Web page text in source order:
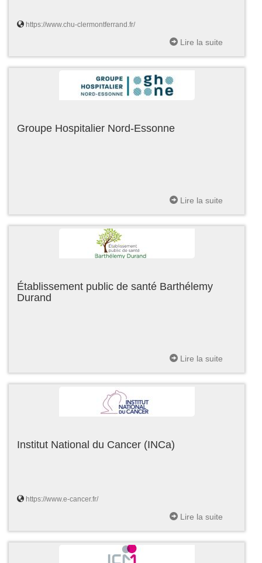
https://www.chu-clermontferrand.fr/
Lire la suite
Groupe Hospitalier Nord-Essonne
Lire la suite
Établissement public de santé Barthélemy
Durand
Lire la suite
Institut National du Cancer (INCa)
https://www.e-cancer.fr/
Lire la suite